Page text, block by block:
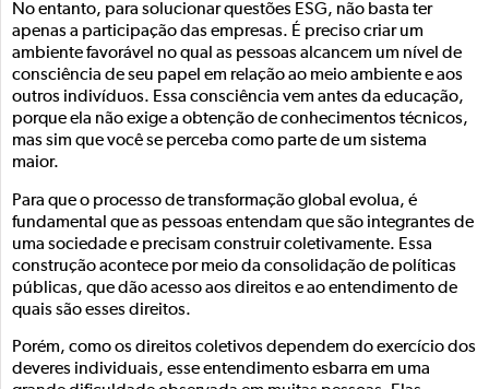
No entanto, para solucionar questões ESG, não basta ter
apenas a participação das empresas. É preciso criar um
ambiente favorável no qual as pessoas alcancem um nível de
consciência de seu papel em relação ao meio ambiente e aos
outros indivíduos. Essa consciência vem antes da educação,
porque ela não exige a obtenção de conhecimentos técnicos,
mas sim que você se perceba como parte de um sistema
maior.
Para que o processo de transformação global evolua, é
fundamental que as pessoas entendam que são integrantes de
uma sociedade e precisam construir coletivamente. Essa
construção acontece por meio da consolidação de políticas
públicas, que dão acesso aos direitos e ao entendimento de
quais são esses direitos.
Porém, como os direitos coletivos dependem do exercício dos
deveres individuais, esse entendimento esbarra em uma